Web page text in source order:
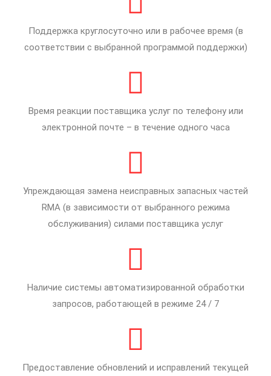
Поддержка круглосуточно или в рабочее время (в
соответствии с выбранной программой поддержки)
Время реакции поставщика услуг по телефону или
электронной почте – в течение одного часа
Упреждающая замена неисправных запасных частей
RMA (в зависимости от выбранного режима
обслуживания) силами поставщика услуг
Наличие системы автоматизированной обработки
запросов, работающей в режиме 24 / 7
Предоставление обновлений и исправлений текущей